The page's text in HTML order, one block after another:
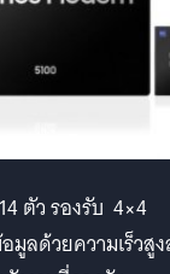
ตัว รองรับ 4×4
มูลด้วยความเร็วสู